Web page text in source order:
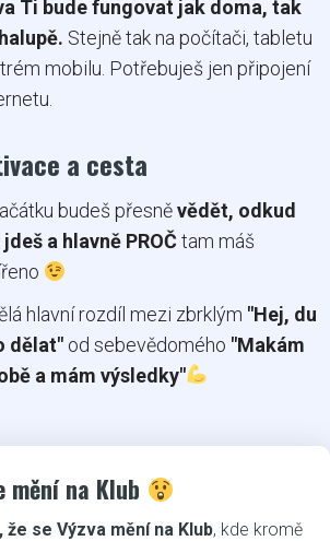
Ti bude fungovat jak doma, tak
Stejně tak na počítači, tabletu
mobilu. Potřebuješ jen připojení
a cesta
budeš přesněvědět, odkud
a hlavně PROČ tam máš
hlavní rozdíl mezi zbrklým "Hej, du
dělat"od sebevědomého "Makám
a mám výsledky"
mění na Klub
že se Výzva mění na Klub, kde kromě